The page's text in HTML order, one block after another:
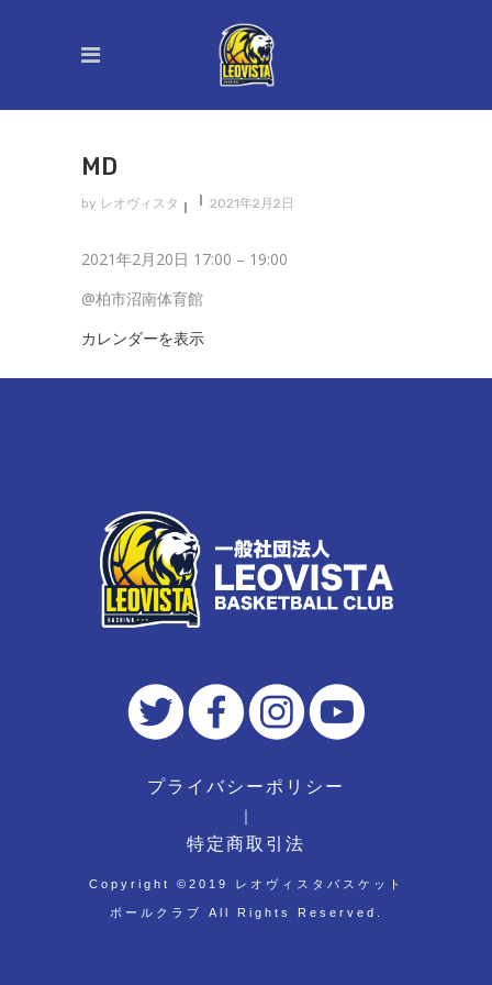
MD
by レオヴィスタ 2021年2月2日
MD
2021年2月20日 17:00 – 19:00
@柏市沼南体育館
カレンダーを表示
プライバシーポリシー
｜
特定商取引法
Copyright ©︎2019 レオヴィスタバスケット
ボールクラブ All Rights Reserved.